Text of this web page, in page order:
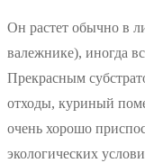
Он растет обычно в
валежнике), иногда
Прекрасным
отходы, куриный
очень хорошо
экологических